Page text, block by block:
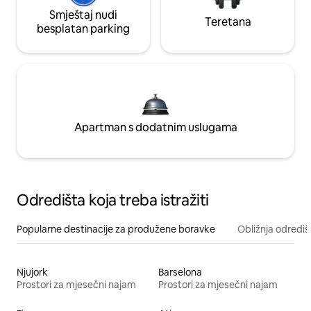
Smještaj nudi
besplatan parking
Teretana
Apartman s dodatnim uslugama
Odredišta koja treba istražiti
Popularne destinacije za produžene boravke Obližnja
Njujork
Prostori za mjesečni najam
Barselona
Prostori za mjesečni najam